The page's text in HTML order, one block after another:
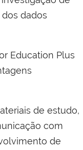
dados
Education Plus
de estudo,
com
de